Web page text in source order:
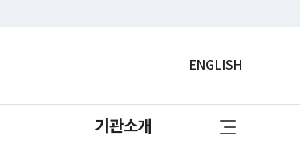
ENGLISH
기관소개
사
이